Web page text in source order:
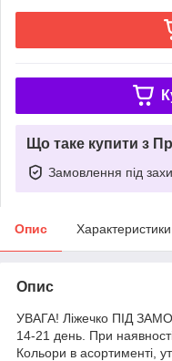
Що таке купити з
Замовлення під
Опис Характеристики
Опис
УВАГА! Ліжечко ПІД
14-21 день. При
Кольори в асортименті,